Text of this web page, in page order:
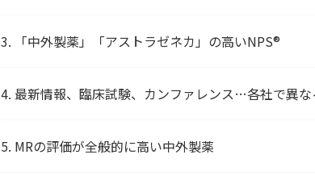
3. 「中外製薬」「アストラゼネカ」の高いNPS®
4. 最新情報、臨床試験、カンファレンス…各社で異な
5. MRの評価が全般的に高い中外製薬